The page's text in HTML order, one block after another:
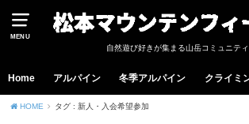
MENU
自然遊び好きが集まる山岳コミュニティ
Home アルパイン 冬季アルパイン クライミ
HOME タグ : 新人・入会希望参加